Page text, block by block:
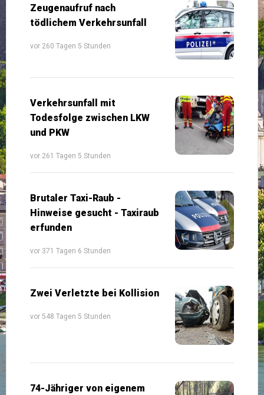
Zeugenaufruf nach
tödlichem Verkehrsunfall
vor 260 Tagen 5 Stunden
Verkehrsunfall mit
Todesfolge zwischen LKW
und PKW
vor 261 Tagen 5 Stunden
Brutaler Taxi-Raub -
Hinweise gesucht - Taxiraub
erfunden
vor 371 Tagen 6 Stunden
Zwei Verletzte bei Kollision
vor 548 Tagen 5 Stunden
74-Jähriger von eigenem